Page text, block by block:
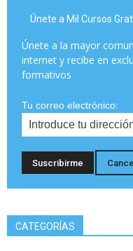
Únete a Mil Cursos
Únete a la mayor
internet y recibe en
formativos
Tu correo electrónico:
CATEGORÍAS